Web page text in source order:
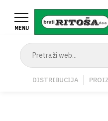
glavni
DISTRIBUCIJA
MENU